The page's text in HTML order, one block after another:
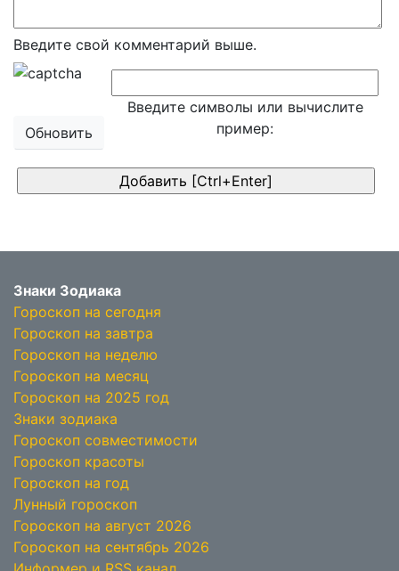
Введите свой комментарий выше.
Обновить
Введите символы или вычислите
пример:
Знаки Зодиака
Гороскоп на сегодня
Гороскоп на завтра
Гороскоп на неделю
Гороскоп на месяц
Гороскоп на 2025 год
Знаки зодиака
Гороскоп совместимости
Гороскоп красоты
Гороскоп на год
Лунный гороскоп
Гороскоп на август 2026
Гороскоп на сентябрь 2026